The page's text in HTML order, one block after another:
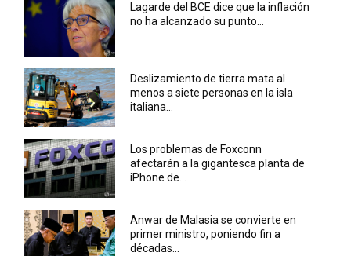
Lagarde del BCE dice que la inflación
no ha alcanzado su punto...
Deslizamiento de tierra mata al
menos a siete personas en la isla
italiana...
Los problemas de Foxconn
afectarán a la gigantesca planta de
iPhone de...
Anwar de Malasia se convierte en
primer ministro, poniendo fin a
décadas...